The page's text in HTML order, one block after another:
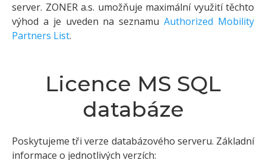
server. ZONER a.s. umožňuje maximální využití těchto
výhod a je uveden na seznamuAuthorized Mobility
Partners List.
Licence MS SQL
databáze
Poskytujeme tři verze databázového serveru. Základní
informace o jednotlivých verzích: